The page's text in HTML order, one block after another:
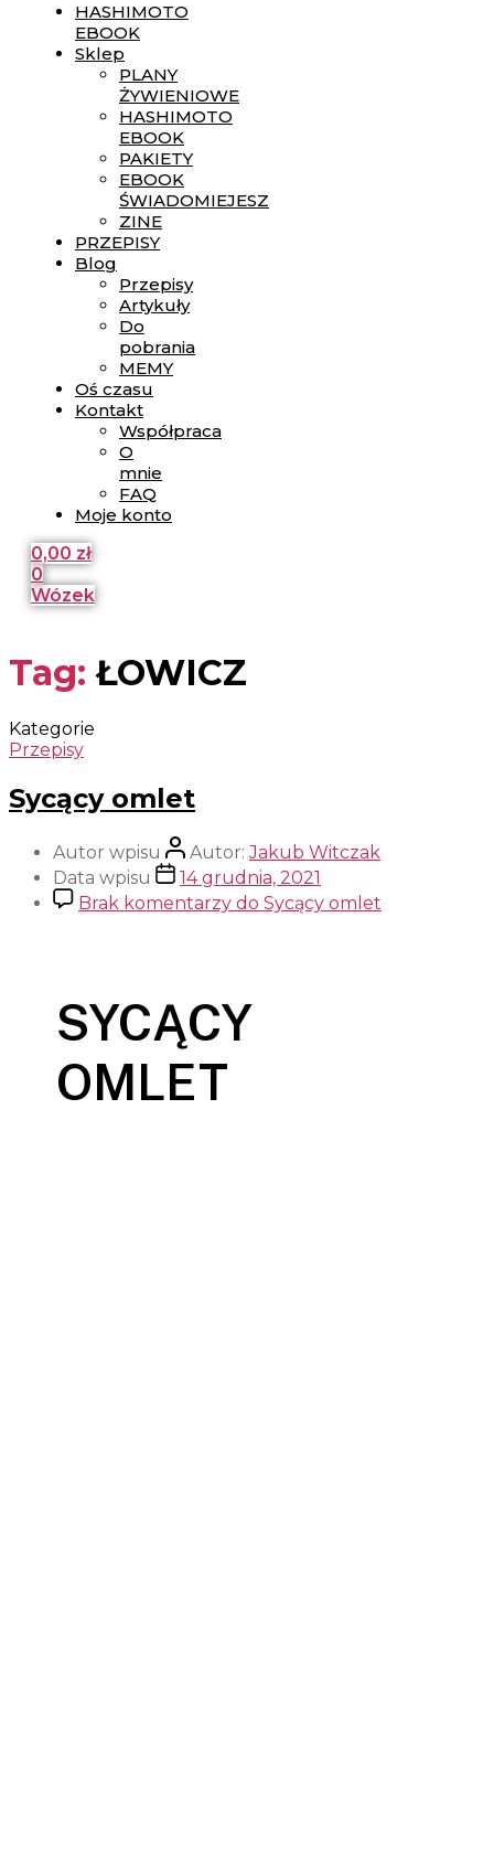
HASHIMOTO
EBOOK
Sklep
PLANY
ŻYWIENIOWE
HASHIMOTO
EBOOK
PAKIETY
EBOOK
ŚWIADOMIEJESZ
ZINE
PRZEPISY
Blog
Przepisy
Artykuły
Do
pobrania
MEMY
Oś czasu
Kontakt
Współpraca
O
mnie
FAQ
Moje konto
0,00 zł
0
Wózek
Tag: ŁOWICZ
Kategorie
Przepisy
Sycący omlet
Autor wpisu Autor:Jakub Witczak
Data wpisu
14 grudnia, 2021
Brak komentarzy do Sycący omlet
SYCĄCY
OMLET